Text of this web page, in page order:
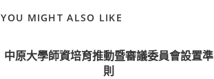
YOU MIGHT ALSO LIKE
中原大學師資培育推動暨審議委員會設置準
則